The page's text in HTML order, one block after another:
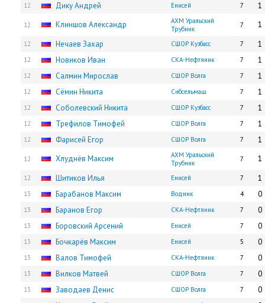
12 Дику Андрей Енисей 7 1
12 Клиншов Александр
АХМ Уральский
Трубник
7 1
12 Нечаев Захар СШОР Кузбасс 7 1
12 Новиков Иван СКА-Нефтяник 7 1
12 Салмин Мирослав СШОР Волга 7 1
12 Сёмин Никита Сибсельмаш 7 1
12 Соболевский Никита СШОР Кузбасс 7 1
12 Трефилов Тимофей СШОР Волга 7 1
12 Фарисей Егор СШОР Волга 7 1
12 Хлуднёв Максим
АХМ Уральский
Трубник
7 1
12 Шитиков Илья Енисей 7 1
13 Барабанов Максим Водник 4 0
13 Баранов Егор СКА-Нефтяник 7 0
13 Боровский Арсений Енисей 7 0
13 Бочкарёв Максим Енисей 5 0
13 Валов Тимофей СКА-Нефтяник 7 0
13 Вилков Матвей СШОР Волга 7 0
13 Заводаев Денис СШОР Волга 7 0